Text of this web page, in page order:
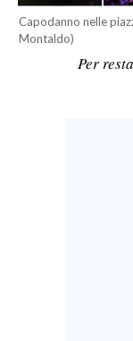
BASKET
VOLLEY
Capodanno nelle
Montaldo)
Per